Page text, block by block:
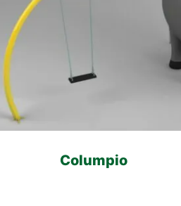
Columpio